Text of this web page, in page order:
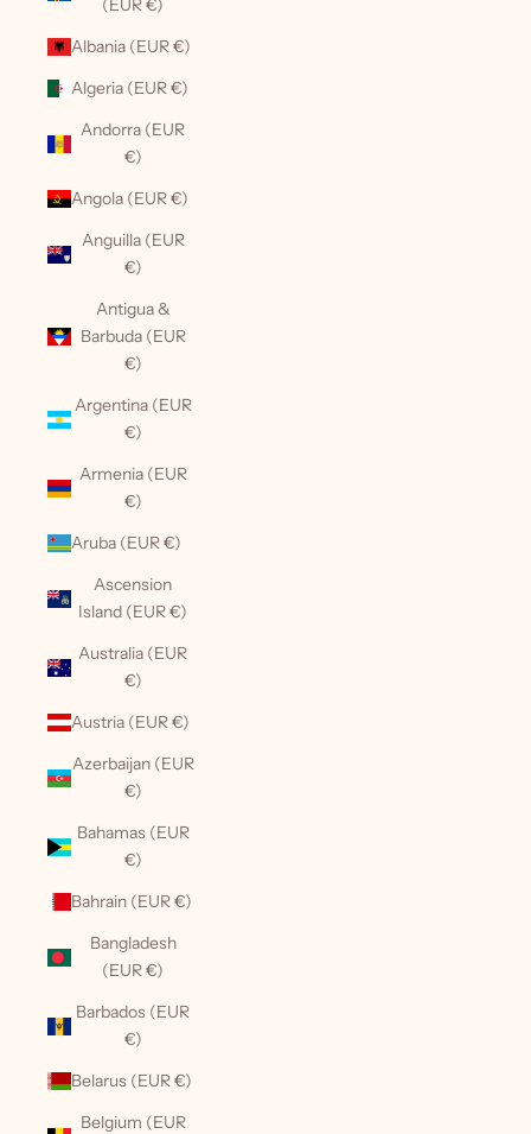
(EUR €)
Albania (EUR €)
Algeria (EUR €)
Andorra (EUR
€)
Angola (EUR €)
Anguilla (EUR
€)
Antigua &
Barbuda (EUR
€)
Argentina (EUR
€)
Armenia (EUR
€)
Aruba (EUR €)
Ascension
Island (EUR €)
Australia (EUR
€)
Austria (EUR €)
Azerbaijan (EUR
€)
Bahamas (EUR
€)
Bahrain (EUR €)
Bangladesh
(EUR €)
Barbados (EUR
€)
Belarus (EUR €)
Belgium (EUR